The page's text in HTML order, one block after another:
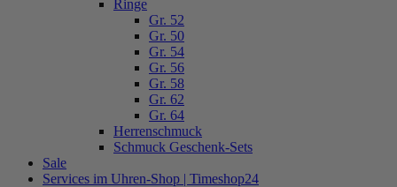
Ringe
Gr. 52
Gr. 50
Gr. 54
Gr. 56
Gr. 58
Gr. 62
Gr. 64
Herrenschmuck
Schmuck Geschenk-Sets
Sale
Services im Uhren-Shop | Timeshop24